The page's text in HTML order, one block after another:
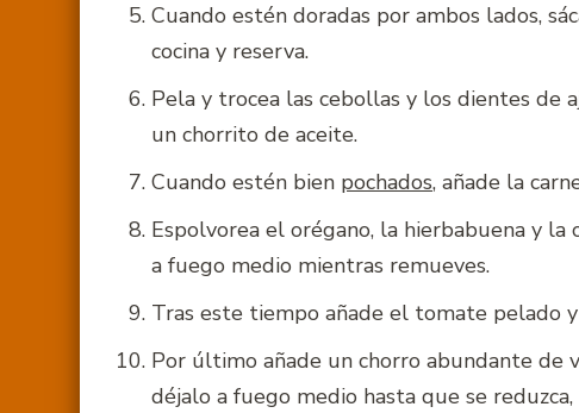
Cuando estén doradas por ambos lados,
cocina y reserva.
Pela y trocea las cebollas y los dientes de
un chorrito de aceite.
Cuando estén bien pochados, añade la
Espolvorea el orégano, la hierbabuena y
a fuego medio mientras remueves.
Tras este tiempo añade el tomate pelado
Por último añade un chorro abundante de
déjalo a fuego medio hasta que se